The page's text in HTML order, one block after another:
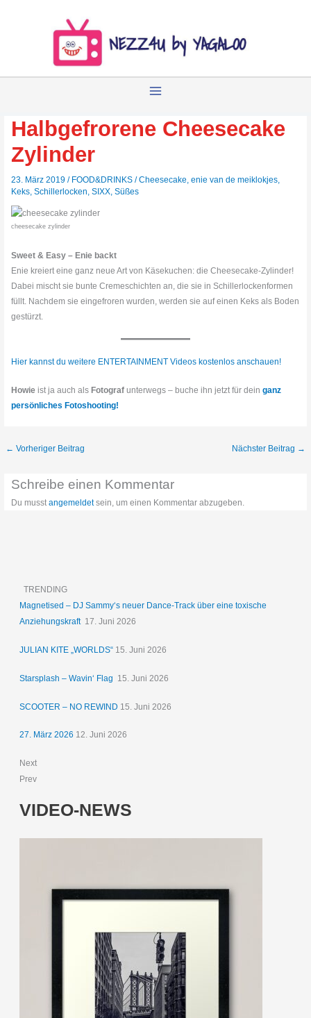
Halbgefrorene Cheesecake
Zylinder
23. März 2019/ FOOD&DRINKS /Cheesecake,enie van de meiklokjes,
Keks,Schillerlocken,SIXX,Süßes
cheesecake zylinder
Sweet & Easy – Enie backt
Enie kreiert eine ganz neue Art von Käsekuchen: die Cheesecake-Zylinder!
Dabei mischt sie bunte Cremeschichten an, die sie in Schillerlockenformen
füllt. Nachdem sie eingefroren wurden, werden sie auf einen Keks als Boden
gestürzt.
Hier kannst du weitere ENTERTAINMENT Videos kostenlos anschauen!
Howie ist ja auch als Fotograf unterwegs – buche ihn jetzt für deinganz
persönliches Fotoshooting!
← Vorheriger Beitrag Nächster Beitrag →
Schreibe einen Kommentar
Du musstangemeldetsein, um einen Kommentar abzugeben.
TRENDING
Magnetised – DJ Sammy‘s neuer Dance-Track über eine toxische
Anziehungskraft 17. Juni 2026
JULIAN KITE „WORLDS“ 15. Juni 2026
Starsplash – Wavin‘ Flag 15. Juni 2026
SCOOTER – NO REWIND 15. Juni 2026
27. März 2026 12. Juni 2026
Next
Prev
VIDEO-NEWS